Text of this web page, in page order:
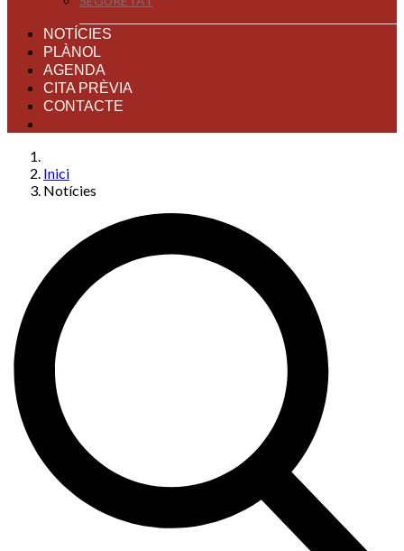
NOTÍCIES
PLÀNOL
AGENDA
CITA PRÈVIA
CONTACTE
Inici
Notícies